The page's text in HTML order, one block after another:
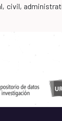
civil,